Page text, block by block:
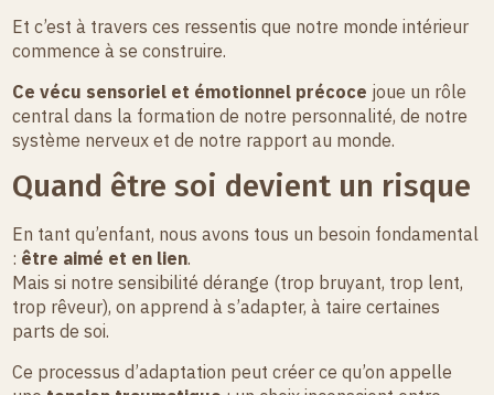
Et c’est à travers ces ressentis que notre monde intérieur
commence à se construire.
Ce vécu sensoriel et émotionnel précoce joue un rôle
central dans la formation de notre personnalité, de notre
système nerveux et de notre rapport au monde.
Quand être soi devient un risque
En tant qu’enfant, nous avons tous un besoin fondamental
: être aimé et en lien.
Mais si notre sensibilité dérange (trop bruyant, trop lent,
trop rêveur), on apprend à s’adapter, à taire certaines
parts de soi.
Ce processus d’adaptation peut créer ce qu’on appelle